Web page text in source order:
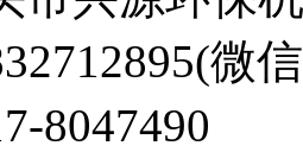
微
8047490